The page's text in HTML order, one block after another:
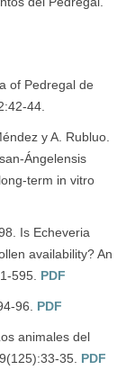
of Pedregal de
44.
y A. Rubluo.
Ángelensis
term in vitro
Is Echeveria
availability? An
595. PDF
96. PDF
animales del
35. PDF